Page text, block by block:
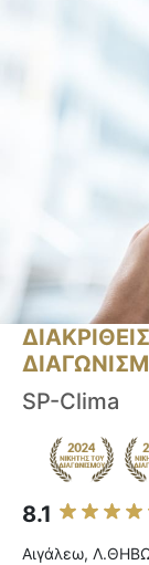
SP-Clima
8.1
Αιγάλεω,